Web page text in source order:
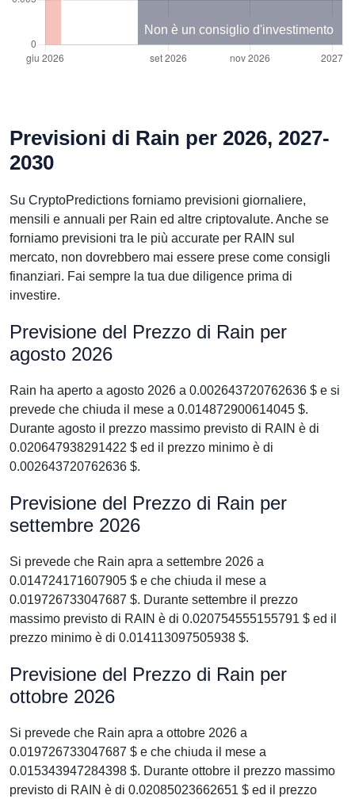
Non è un consiglio d'investimento
Previsioni di Rain per 2026, 2027-
2030
Su CryptoPredictions forniamo previsioni giornaliere,
mensili e annuali per Rain ed altre criptovalute. Anche se
forniamo previsioni tra le più accurate per RAIN sul
mercato, non dovrebbero mai essere prese come consigli
finanziari. Fai sempre la tua due diligence prima di
investire.
Previsione del Prezzo di Rain per
agosto 2026
Rain ha aperto a agosto 2026 a 0.002643720762636 $ e si
prevede che chiuda il mese a 0.014872900614045 $.
Durante agosto il prezzo massimo previsto di RAIN è di
0.020647938291422 $ ed il prezzo minimo è di
0.002643720762636 $.
Previsione del Prezzo di Rain per
settembre 2026
Si prevede che Rain apra a settembre 2026 a
0.014724171607905 $ e che chiuda il mese a
0.019726733047687 $. Durante settembre il prezzo
massimo previsto di RAIN è di 0.020754555155791 $ ed il
prezzo minimo è di 0.014113097505938 $.
Previsione del Prezzo di Rain per
ottobre 2026
Si prevede che Rain apra a ottobre 2026 a
0.019726733047687 $ e che chiuda il mese a
0.015343947284398 $. Durante ottobre il prezzo massimo
previsto di RAIN è di 0.02085023662651 $ ed il prezzo